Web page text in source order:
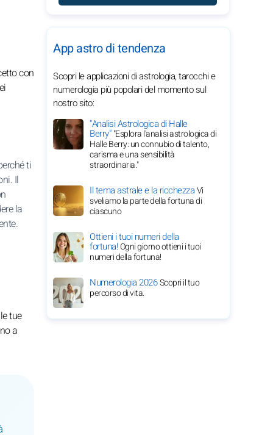
con
ti
Il
la
tue
a
App astro di tendenza
Scopri le applicazioni di astrologia, tarocchi e
numerologia più popolari del momento sul
nostro sito:
"Analisi Astrologica di Halle
Berry""Esplora l'analisi astrologica di
Halle Berry: un connubio di talento,
carisma e una sensibilità
straordinaria."
Il tema astrale e la ricchezzaVi
sveliamo la parte della fortuna di
ciascuno
Ottieni i tuoi numeri della
fortuna!Ogni giorno ottieni i tuoi
numeri della fortuna!
Numerologia 2026Scopri il tuo
percorso di vita.